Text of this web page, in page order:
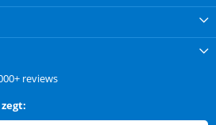
reviews